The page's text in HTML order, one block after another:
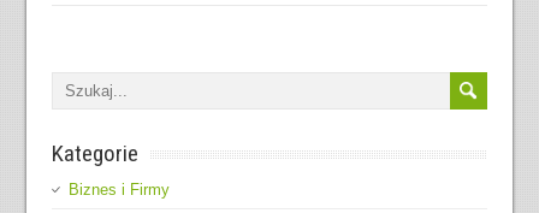
Kategorie
Biznes i Firmy